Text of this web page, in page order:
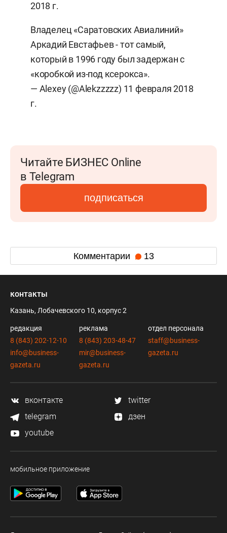
2018 г.
Владелец «Саратовских Авиалиний»
Аркадий Евстафьев - тот самый,
который в 1996 году был задержан с
«коробкой из-под ксерокса».
— Alexey (@Alekzzzzz) 11 февраля 2018
г.
Читайте БИЗНЕС Online
в Telegram
подписаться
Комментарии 13
контакты
Казань, Лобачевского 10, корпус 2
редакция
8 (843) 202-12-10
info@business-
gazeta.ru
реклама
8 (843) 203-48-47
mir@business-
gazeta.ru
отдел персонала
staff@business-
gazeta.ru
вконтакте
twitter
telegram
дзен
youtube
мобильное приложение